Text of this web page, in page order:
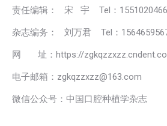
责任编辑： 宋 宇 Tel：
杂志编务： 刘万君 Tel：
网 址：https://
电子邮箱：zgkqzzxzz@163.com
微信公众号：中国口腔种植学杂志